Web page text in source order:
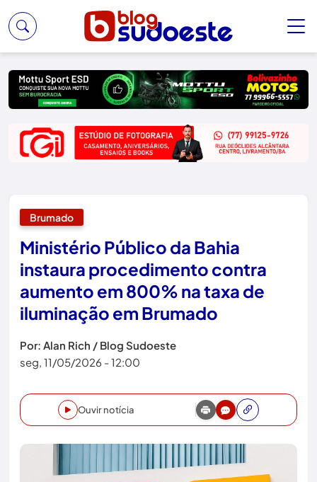
Brumado
Ministério Público da Bahia
instaura procedimento contra
aumento em 800% na taxa de
iluminação em Brumado
Por: Alan Rich / Blog Sudoeste
seg, 11/05/2026 - 12:00
Ouvir notícia